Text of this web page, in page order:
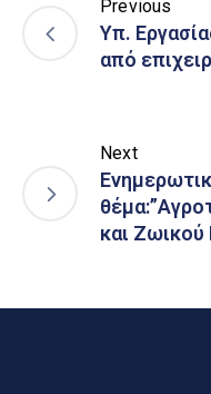
Previous
Υπ.
από
Next
και Ζωικού